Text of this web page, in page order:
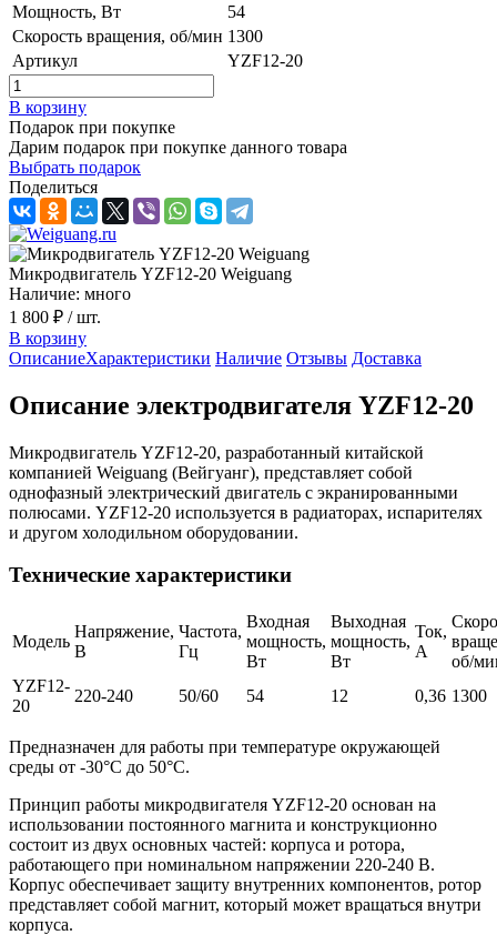
Мощность, Вт
54
Скорость вращения, об/мин 1300
Артикул
YZF12-20
В корзину
Подарок при покупке
Дарим подарок при покупке данного товара
Выбрать подарок
Поделиться
Микродвигатель YZF12-20 Weiguang
Наличие: много
1 800 ₽ / шт.
В корзину
ОписаниеХарактеристики Наличие Отзывы Доставка
Описание электродвигателя YZF12-20
Микродвигатель YZF12-20, разработанный китайской
компанией Weiguang (Вейгуанг), представляет собой
однофазный электрический двигатель с экранированными
полюсами. YZF12-20 используется в радиаторах, испарителях
и другом холодильном оборудовании.
Технические характеристики
Модель
Напряжение,
В
Частота,
Гц
Входная
мощность,
Вт
Выходная
мощность,
Вт
Ток,
А
об/
YZF12-
20
220-240 50/60 54 12 0,36 1300
Предназначен для работы при температуре окружающей
среды от -30°C до 50°C.
Принцип работы микродвигателя YZF12-20 основан на
использовании постоянного магнита и конструкционно
состоит из двух основных частей: корпуса и ротора,
работающего при номинальном напряжении 220-240 В.
Корпус обеспечивает защиту внутренних компонентов, ротор
представляет собой магнит, который может вращаться внутри
корпуса.